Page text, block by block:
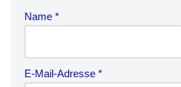
Name *
E-Mail-Adresse *